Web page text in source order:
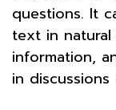
questions. It
text in
information,
in